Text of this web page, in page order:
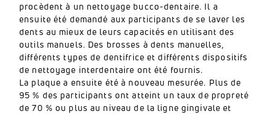
procèdent à un nettoyage bucco-dentaire. Il a
ensuite été demandé aux participants de se laver les
dents au mieux de leurs capacités en utilisant des
outils manuels. Des brosses à dents manuelles,
différents types de dentifrice et différents dispositifs
de nettoyage interdentaire ont été fournis.
La plaque a ensuite été à nouveau mesurée. Plus de
95 % des participants ont atteint un taux de propreté
de 70 % ou plus au niveau de la ligne gingivale et